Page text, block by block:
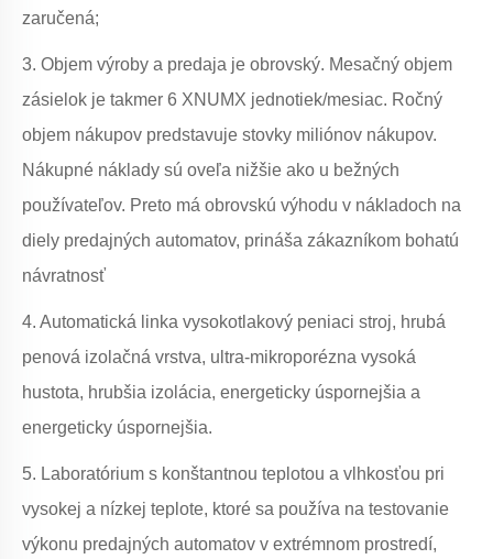
zaručená;
3. Objem výroby a predaja je obrovský. Mesačný objem
zásielok je takmer 6 XNUMX jednotiek/mesiac. Ročný
objem nákupov predstavuje stovky miliónov nákupov.
Nákupné náklady sú oveľa nižšie ako u bežných
používateľov. Preto má obrovskú výhodu v nákladoch na
diely predajných automatov, prináša zákazníkom bohatú
návratnosť
4. Automatická linka vysokotlakový peniaci stroj, hrubá
penová izolačná vrstva, ultra-mikroporézna vysoká
hustota, hrubšia izolácia, energeticky úspornejšia a
energeticky úspornejšia.
5. Laboratórium s konštantnou teplotou a vlhkosťou pri
vysokej a nízkej teplote, ktoré sa používa na testovanie
výkonu predajných automatov v extrémnom prostredí,